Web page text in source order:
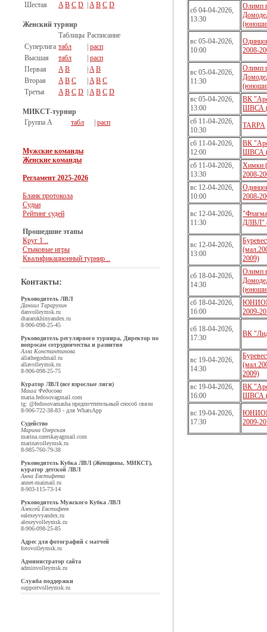
Шестая
A B C D A B C D
Женский турнир
Таблицы Расписание
Суперлига табл
расп
Высшая
табл
расп
Первая
A B A B
Вторая
A B C A B C
Третья
A B C D A B C D
МИКСТ-турнир
Группа А
табл расп
Мужские команды
Женские команды
Регламент 2025-2026
Бланк протокола
Судьи
Рейтинг судей
Прошедшие этапы
Круг 1 ..
Стыковые игры
Квалификационный турнир ..
Контакты:
Руководитель ЛВЛ
Даниил Тарарухин
danvolleymsk.ru
dtararukhinyandex.ru
8-906-098-25-45
Руководитель регулярного турнира, Директор по
вопросам сотрудничества и развития
Алла Константинова
allathegodmail.ru
allavolleymsk.ru
8-906-098-25-75
Куратор ЛВЛ (все взрослые лиги)
Маша Федосова
maria.fedosovagmail.com
tg: @fedosovamasha предпочтительный способ связи
8-906-722-38-83 - для WhatsApp
Судейство
Марина Озерская
marina.ozerskayagmail.com
marinavolleymsk.ru
8-985-760-79-38
Руководитель Кубка ЛВЛ (Женщины, МИКСТ),
куратор детской ЛВЛ
Анна Евстифеева
annet-maimail.ru
8-903-115-73-14
Руководитель Мужского Кубка ЛВЛ
Алексей Евстифеев
ealexeyvyandex.ru
alexeyvolleymsk.ru
8-906-098-25-85
Адрес для фотографий с матчей
fotovolleymsk.ru
Администратор сайта
adminvolleymsk.ru
Служба поддержки
supportvolleymsk.ru
сб 04-04-2026,
13:30
Олимп
(юноши
вс 05-04-2026,
10:00
2008-
вс 05-04-2026,
11:30
Олимп
(юноши
вс 05-04-2026,
13:00
ВК
ШВСА
сб 11-04-2026,
10:30
TARPA
сб 11-04-2026,
12:00
ВК
ШВСА
сб 11-04-2026,
13:30
Химки
2008-
вс 12-04-2026,
10:00
2008-
вс 12-04-2026,
11:30
ДЛВЛ"
вс 12-04-2026,
13:00
2009)
сб 18-04-2026,
14:30
Олимп
(юноши
сб 18-04-2026,
16:00
2009-
сб 18-04-2026,
17:30
ВК
вс 19-04-2026,
14:30
2009)
вс 19-04-2026,
16:00
ВК
ШВСА
вс 19-04-2026,
17:30
2009-